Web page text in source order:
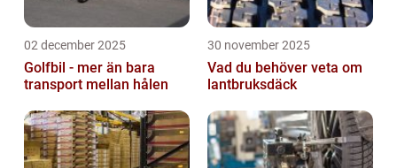
02 december 2025
Golfbil - mer än bara
transport mellan hålen
30 november 2025
Vad du behöver veta om
lantbruksdäck